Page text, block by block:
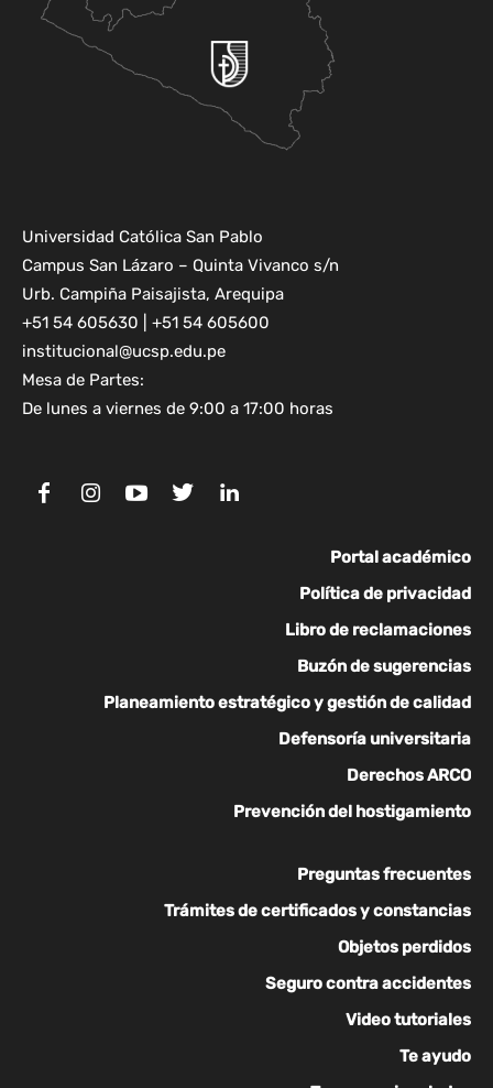
Universidad Católica San Pablo
Campus San Lázaro – Quinta Vivanco s/n
Urb. Campiña Paisajista, Arequipa
+51 54 605630 | +51 54 605600
institucional@ucsp.edu.pe
Mesa de Partes:
De lunes a viernes de 9:00 a 17:00 horas
Portal académico
Política de privacidad
Libro de reclamaciones
Buzón de sugerencias
Planeamiento estratégico y gestión de calidad
Defensoría universitaria
Derechos ARCO
Prevención del hostigamiento
Preguntas frecuentes
Trámites de certificados y constancias
Objetos perdidos
Seguro contra accidentes
Video tutoriales
Te ayudo